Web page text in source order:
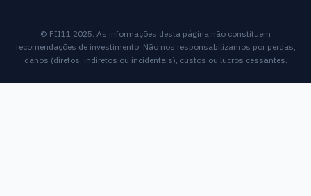
© FII11 2025. As informações desta página não constituem
recomendações de investimento. Não nos responsabilizamos por perdas,
danos (diretos, indiretos ou incidentais), custos ou lucros cessantes.